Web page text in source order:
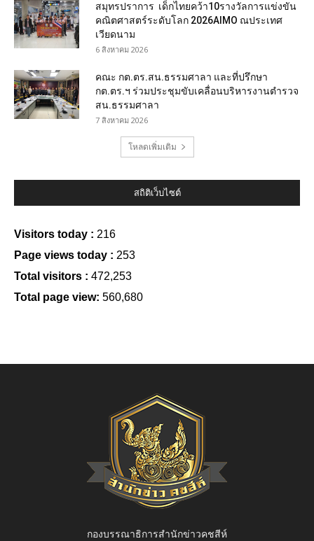
สมุทรปราการ เด็กไทยคว้า10รางวัลการแข่งขัน
คณิตศาสตร์ระดับโลก 2026AIMO ณประเทศ
เวียดนาม
6 สิงหาคม 2026
คณะ กต.ตร.สน.ธรรมศาลา และที่ปรึกษา
กต.ตร.ฯ ร่วมประชุมขับเคลื่อนบริหารงานตำรวจ
สน.ธรรมศาลา
7 สิงหาคม 2026
โหลดเพิ่มเติม
สถิติเว็บไซต์
Visitors today : 216
Page views today : 253
Total visitors : 472,253
Total page view: 560,680
กองบรรณาธิการสำนักข่าวคชสีห์